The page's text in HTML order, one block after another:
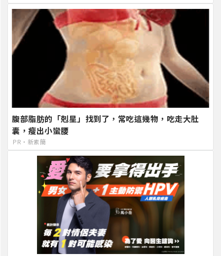
腹部脂肪的「剋星」找到了，常吃這幾物，吃走大肚
囊，瘦出小蠻腰
PR・新素簡